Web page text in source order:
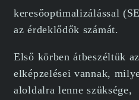
keresőoptimalizálással
az érdeklődők számát.
Első körben átbeszéltük
elképzelései vannak,
aloldalra lenne